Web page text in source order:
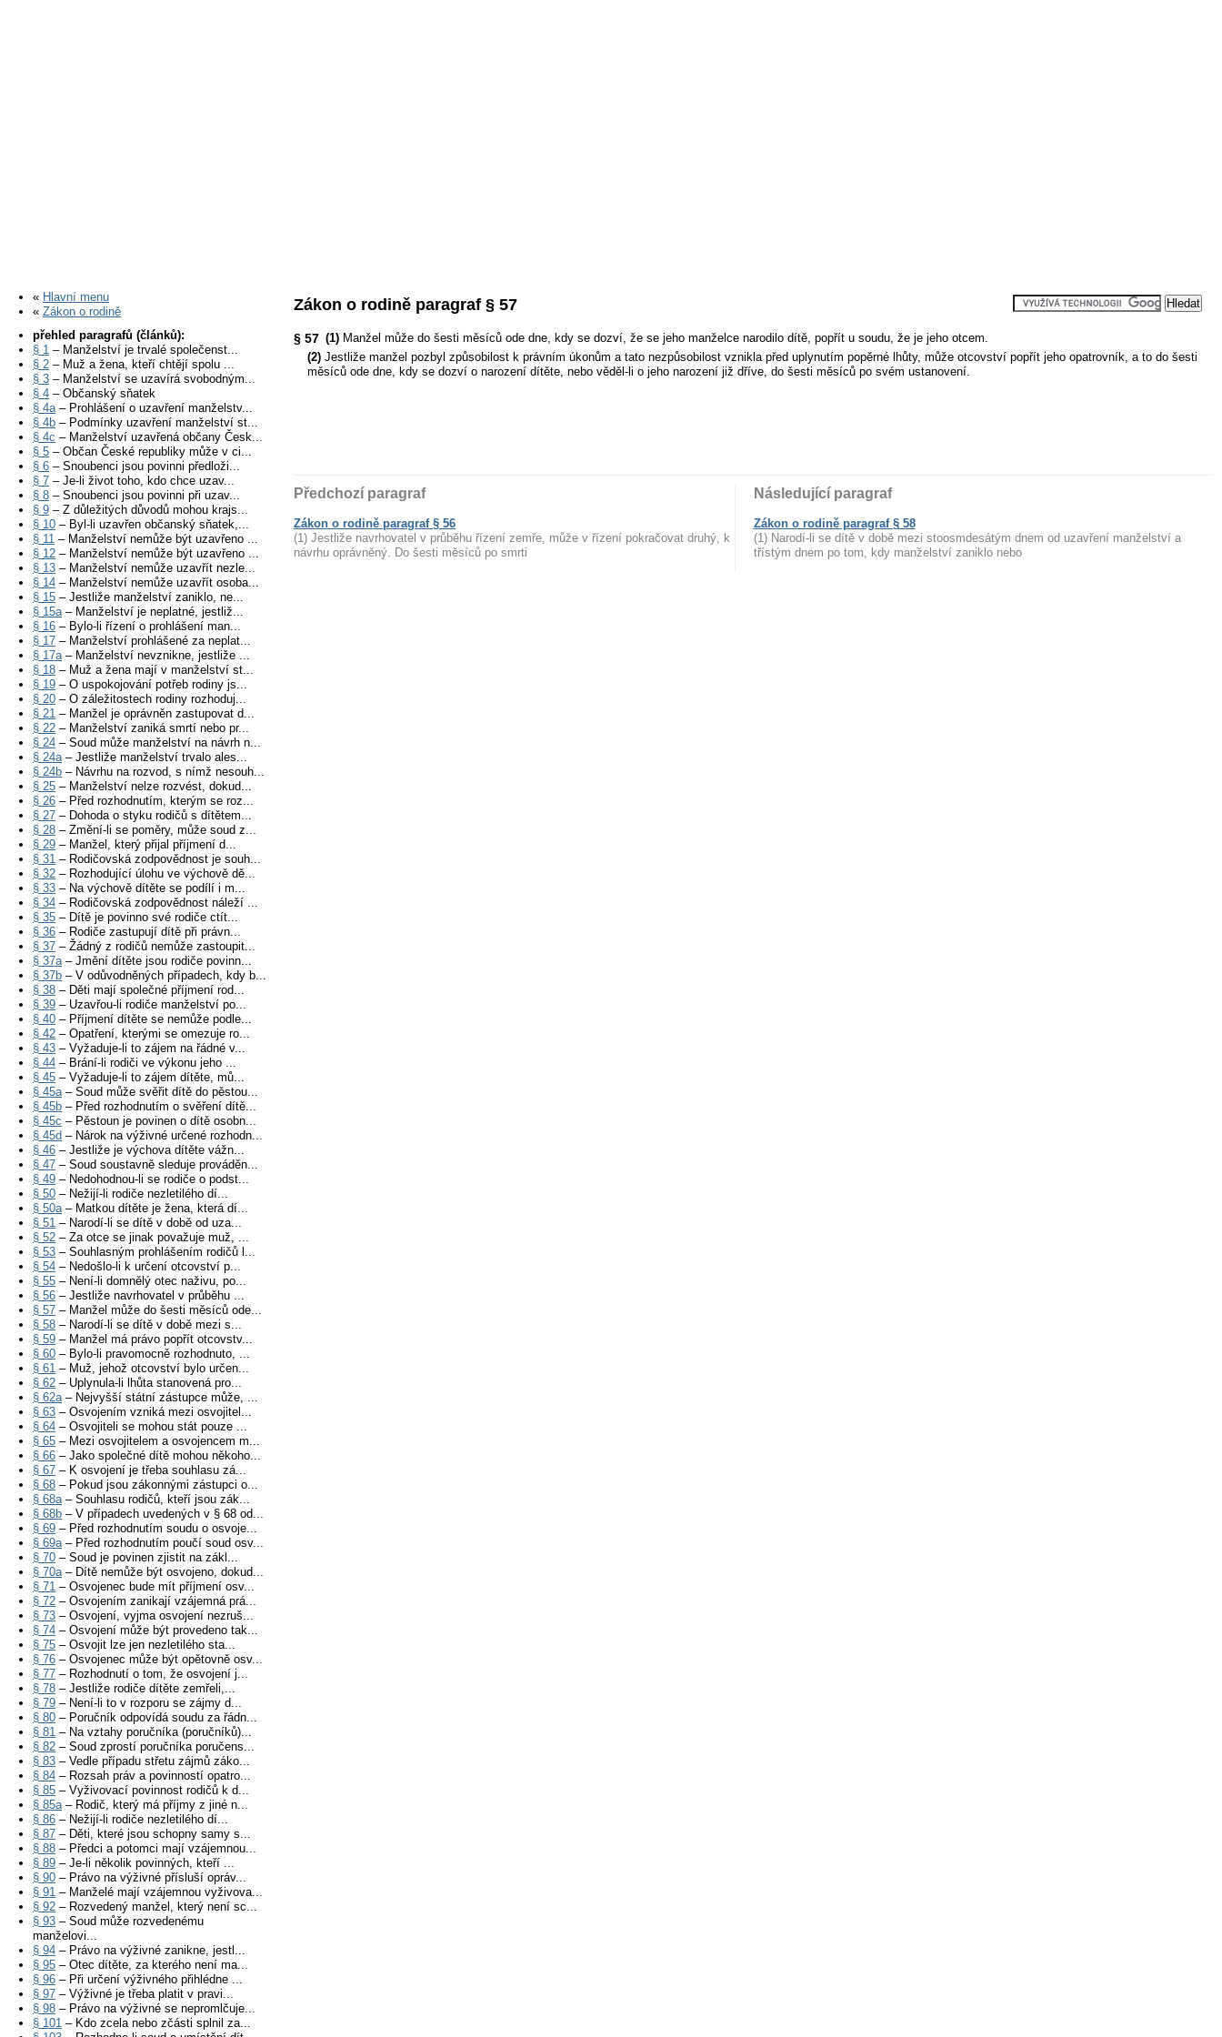
« Hlavní menu
« Zákon o rodině
přehled paragrafů (článků):
§ 1 – Manželství je trvalé společenst...
§ 2 – Muž a žena, kteří chtějí spolu ...
§ 3 – Manželství se uzavírá svobodným...
§ 4 – Občanský sňatek
§ 4a– Prohlášení o uzavření manželstv...
§ 4b – Podmínky uzavření manželství st...
§ 4c – Manželství uzavřená občany Česk...
§ 5 – Občan České republiky může v ci...
§ 6 – Snoubenci jsou povinni předloži...
§ 7 – Je-li život toho, kdo chce uzav...
§ 8 – Snoubenci jsou povinni při uzav...
§ 9 – Z důležitých důvodů mohou krajs...
§ 10 – Byl-li uzavřen občanský sňatek,...
§ 11 – Manželství nemůže být uzavřeno ...
§ 12 – Manželství nemůže být uzavřeno ...
§ 13 – Manželství nemůže uzavřít nezle...
§ 14 – Manželství nemůže uzavřít osoba...
§ 15 – Jestliže manželství zaniklo, ne...
§ 15a– Manželství je neplatné, jestliž...
§ 16 – Bylo-li řízení o prohlášení man...
§ 17 – Manželství prohlášené za neplat...
§ 17a– Manželství nevznikne, jestliže ...
§ 18 – Muž a žena mají v manželství st...
§ 19 – O uspokojování potřeb rodiny js...
§ 20 – O záležitostech rodiny rozhoduj...
§ 21 – Manžel je oprávněn zastupovat d...
§ 22 – Manželství zaniká smrtí nebo pr...
§ 24 – Soud může manželství na návrh n...
§ 24a– Jestliže manželství trvalo ales...
§ 24b – Návrhu na rozvod, s nímž nesouh...
§ 25 – Manželství nelze rozvést, dokud...
§ 26 – Před rozhodnutím, kterým se roz...
§ 27 – Dohoda o styku rodičů s dítětem...
§ 28 – Změní-li se poměry, může soud z...
§ 29 – Manžel, který přijal příjmení d...
§ 31 – Rodičovská zodpovědnost je souh...
§ 32 – Rozhodující úlohu ve výchově dě...
§ 33 – Na výchově dítěte se podílí i m...
§ 34 – Rodičovská zodpovědnost náleží ...
§ 35 – Dítě je povinno své rodiče ctít...
§ 36 – Rodiče zastupují dítě při právn...
§ 37 – Žádný z rodičů nemůže zastoupit...
§ 37a– Jmění dítěte jsou rodiče povinn...
§ 37b – V odůvodněných případech, kdy b...
§ 38 – Děti mají společné příjmení rod...
§ 39 – Uzavřou-li rodiče manželství po...
§ 40 – Příjmení dítěte se nemůže podle...
§ 42 – Opatření, kterými se omezuje ro...
§ 43 – Vyžaduje-li to zájem na řádné v...
§ 44 – Brání-li rodiči ve výkonu jeho ...
§ 45 – Vyžaduje-li to zájem dítěte, mů...
§ 45a– Soud může svěřit dítě do pěstou...
§ 45b – Před rozhodnutím o svěření dítě...
§ 45c – Pěstoun je povinen o dítě osobn...
§ 45d – Nárok na výživné určené rozhodn...
§ 46 – Jestliže je výchova dítěte vážn...
§ 47 – Soud soustavně sleduje prováděn...
§ 49 – Nedohodnou-li se rodiče o podst...
§ 50 – Nežijí-li rodiče nezletilého dí...
§ 50a– Matkou dítěte je žena, která dí...
§ 51 – Narodí-li se dítě v době od uza...
§ 52 – Za otce se jinak považuje muž, ...
§ 53 – Souhlasným prohlášením rodičů l...
§ 54 – Nedošlo-li k určení otcovství p...
§ 55 – Není-li domnělý otec naživu, po...
§ 56 – Jestliže navrhovatel v průběhu ...
§ 57 – Manžel může do šesti měsíců ode...
§ 58 – Narodí-li se dítě v době mezi s...
§ 59 – Manžel má právo popřít otcovstv...
§ 60 – Bylo-li pravomocně rozhodnuto, ...
§ 61 – Muž, jehož otcovství bylo určen...
§ 62 – Uplynula-li lhůta stanovená pro...
§ 62a– Nejvyšší státní zástupce může, ...
§ 63 – Osvojením vzniká mezi osvojitel...
§ 64 – Osvojiteli se mohou stát pouze ...
§ 65 – Mezi osvojitelem a osvojencem m...
§ 66 – Jako společné dítě mohou někoho...
§ 67 – K osvojení je třeba souhlasu zá...
§ 68 – Pokud jsou zákonnými zástupci o...
§ 68a– Souhlasu rodičů, kteří jsou zák...
§ 68b – V případech uvedených v § 68 od...
§ 69 – Před rozhodnutím soudu o osvoje...
§ 69a– Před rozhodnutím poučí soud osv...
§ 70 – Soud je povinen zjistit na zákl...
§ 70a– Dítě nemůže být osvojeno, dokud...
§ 71 – Osvojenec bude mít příjmení osv...
§ 72 – Osvojením zanikají vzájemná prá...
§ 73 – Osvojení, vyjma osvojení nezruš...
§ 74 – Osvojení může být provedeno tak...
§ 75 – Osvojit lze jen nezletilého sta...
§ 76 – Osvojenec může být opětovně osv...
§ 77 – Rozhodnutí o tom, že osvojení j...
§ 78 – Jestliže rodiče dítěte zemřeli,...
§ 79 – Není-li to v rozporu se zájmy d...
§ 80 – Poručník odpovídá soudu za řádn...
§ 81 – Na vztahy poručníka (poručníků)...
§ 82 – Soud zprostí poručníka poručens...
§ 83 – Vedle případu střetu zájmů záko...
§ 84 – Rozsah práv a povinností opatro...
§ 85 – Vyživovací povinnost rodičů k d...
§ 85a– Rodič, který má příjmy z jiné n...
§ 86 – Nežijí-li rodiče nezletilého dí...
§ 87 – Děti, které jsou schopny samy s...
§ 88 – Předci a potomci mají vzájemnou...
§ 89 – Je-li několik povinných, kteří ...
§ 90 – Právo na výživné přísluší opráv...
§ 91 – Manželé mají vzájemnou vyživova...
§ 92 – Rozvedený manžel, který není sc...
§ 93 – Soud může rozvedenému
manželovi...
§ 94 – Právo na výživné zanikne, jestl...
§ 95 – Otec dítěte, za kterého není ma...
§ 96 – Při určení výživného přihlédne ...
§ 97 – Výživné je třeba platit v pravi...
§ 98 – Právo na výživné se nepromlčuje...
§ 101 – Kdo zcela nebo zčásti splnil za...
Zákon o rodině paragraf § 57
§ 57 (1) Manžel může do šesti měsíců ode dne, kdy se dozví, že se jeho manželce narodilo dítě, popřít u soudu, že je jeho otcem.
(2)Jestliže manžel pozbyl způsobilost k právním úkonům a tato nezpůsobilost vznikla před uplynutím popěrné lhůty, může otcovství popřít jeho opatrovník, a to do šesti
měsíců ode dne, kdy se dozví o narození dítěte, nebo věděl-li o jeho narození již dříve, do šesti měsíců po svém ustanovení.
Předchozí paragraf
Zákon o rodině paragraf § 56
(1) Jestliže navrhovatel v průběhu řízení zemře, může v řízení pokračovat druhý, k
návrhu oprávněný. Do šesti měsíců po smrti
Následující paragraf
Zákon o rodině paragraf § 58
(1) Narodí-li se dítě v době mezi stoosmdesátým dnem od uzavření manželství a
třístým dnem po tom, kdy manželství zaniklo nebo